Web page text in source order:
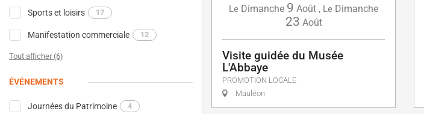
Sports et loisirs 17
Manifestation commerciale 12
Tout afficher (6)
ÉVÉNEMENTS
Journées du Patrimoine 4
Le Dimanche 9 Août , Le Dimanche
23 Août
Visite guidée du Musée
L'Abbaye
PROMOTION LOCALE
Mauléon